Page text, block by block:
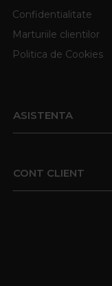
Confidentialitate
Marturiile clientilor
Politica de Cookies
ASISTENTA
CONT CLIENT